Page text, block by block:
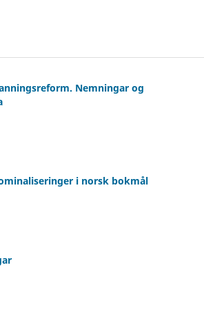
Nemningar og
i norsk bokmål